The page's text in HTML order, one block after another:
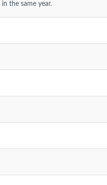
the same year.